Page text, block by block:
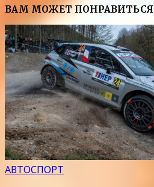
ВАМ МОЖЕТ ПОНРАВИТЬСЯ
АВТОСПОРТ